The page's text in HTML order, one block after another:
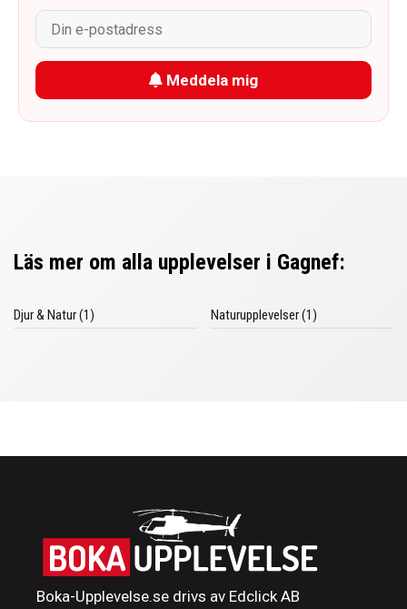
Meddela mig
Läs mer om alla upplevelser i Gagnef:
Djur & Natur (1) Naturupplevelser (1)
Boka-Upplevelse.se drivs av Edclick AB